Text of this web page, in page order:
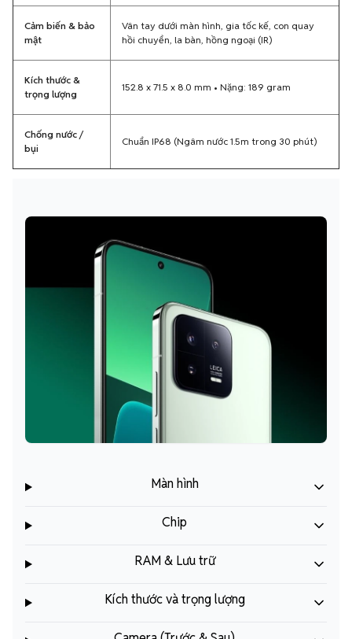
Cảm biến & bảo
mật
Vân tay dưới màn hình, gia tốc kế, con quay
hồi chuyển, la bàn, hồng ngoại (IR)
Kích thước &
trọng lượng
152.8 x 71.5 x 8.0 mm • Nặng: 189 gram
Chống nước /
bụi
Chuẩn IP68 (Ngâm nước 1.5m trong 30 phút)
Màn hình
Chip
RAM & Lưu trữ
Kích thước và trọng lượng